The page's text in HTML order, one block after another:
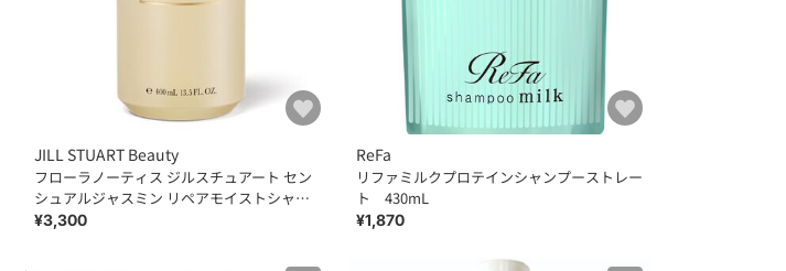
JILL STUART Beauty
フローラノーティス ジルスチュアート セン
シュアルジャスミン リペアモイストシャン
プー400mL
¥3,300
ReFa
リファミルクプロテインシャンプーストレー
ト 430mL
¥1,870